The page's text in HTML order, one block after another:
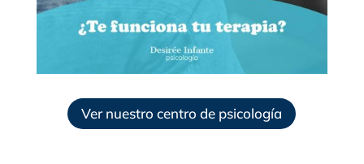
Ver nuestro centro de psicología